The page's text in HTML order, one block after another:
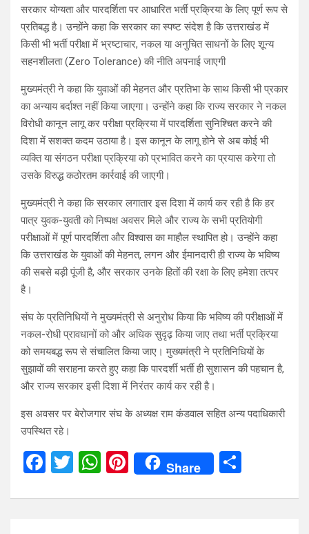
सरकार योग्यता और पारदर्शिता पर आधारित भर्ती प्रक्रिया के लिए पूर्ण रूप से
प्रतिबद्ध है। उन्होंने कहा कि सरकार का स्पष्ट संदेश है कि उत्तराखंड में
किसी भी भर्ती परीक्षा में भ्रष्टाचार, नकल या अनुचित साधनों के लिए शून्य
सहनशीलता (Zero Tolerance) की नीति अपनाई जाएगी
मुख्यमंत्री ने कहा कि युवाओं की मेहनत और प्रतिभा के साथ किसी भी प्रकार
का अन्याय बर्दाश्त नहीं किया जाएगा। उन्होंने कहा कि राज्य सरकार ने नकल
विरोधी कानून लागू कर परीक्षा प्रक्रिया में पारदर्शिता सुनिश्चित करने की
दिशा में सशक्त कदम उठाया है। इस कानून के लागू होने से अब कोई भी
व्यक्ति या संगठन परीक्षा प्रक्रिया को प्रभावित करने का प्रयास करेगा तो
उसके विरुद्ध कठोरतम कार्रवाई की जाएगी।
मुख्यमंत्री ने कहा कि सरकार लगातार इस दिशा में कार्य कर रही है कि हर
पात्र युवक-युवती को निष्पक्ष अवसर मिले और राज्य के सभी प्रतियोगी
परीक्षाओं में पूर्ण पारदर्शिता और विश्वास का माहौल स्थापित हो। उन्होंने कहा
कि उत्तराखंड के युवाओं की मेहनत, लगन और ईमानदारी ही राज्य के भविष्य
की सबसे बड़ी पूंजी है, और सरकार उनके हितों की रक्षा के लिए हमेशा तत्पर
है।
संघ के प्रतिनिधियों ने मुख्यमंत्री से अनुरोध किया कि भविष्य की परीक्षाओं में
नकल-रोधी प्रावधानों को और अधिक सुदृढ़ किया जाए तथा भर्ती प्रक्रिया
को समयबद्ध रूप से संचालित किया जाए। मुख्यमंत्री ने प्रतिनिधियों के
सुझावों की सराहना करते हुए कहा कि पारदर्शी भर्ती ही सुशासन की पहचान है,
और राज्य सरकार इसी दिशा में निरंतर कार्य कर रही है।
इस अवसर पर बेरोजगार संघ के अध्यक्ष राम कंडवाल सहित अन्य पदाधिकारी
उपस्थित रहे।
F
ce
T
tt
W
at
Pi
er
Share
ar